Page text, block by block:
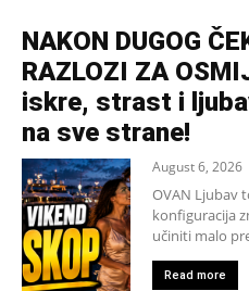
NAKON DUGOG
RAZLOZI ZA
iskre, strast i
na sve strane!
August 6, 2026
OVAN Ljubav
konfiguracija
učiniti malo
Read more